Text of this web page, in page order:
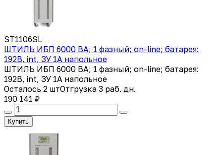
ST1106SL
ШТИЛЬ ИБП 6000 ВА; 1 фазный; on-line; батарея:
192В, int, ЗУ 1А напольное
ШТИЛЬ ИБП 6000 ВА; 1 фазный; on-line; батарея:
192В, int, ЗУ 1А напольное
Осталось 2 штОтгрузка 3 раб. дн.
190 141 ₽
Купить